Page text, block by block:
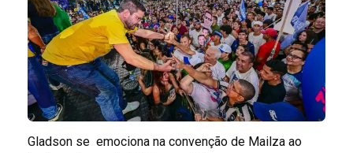
Gladson se emociona na convenção de Mailza ao